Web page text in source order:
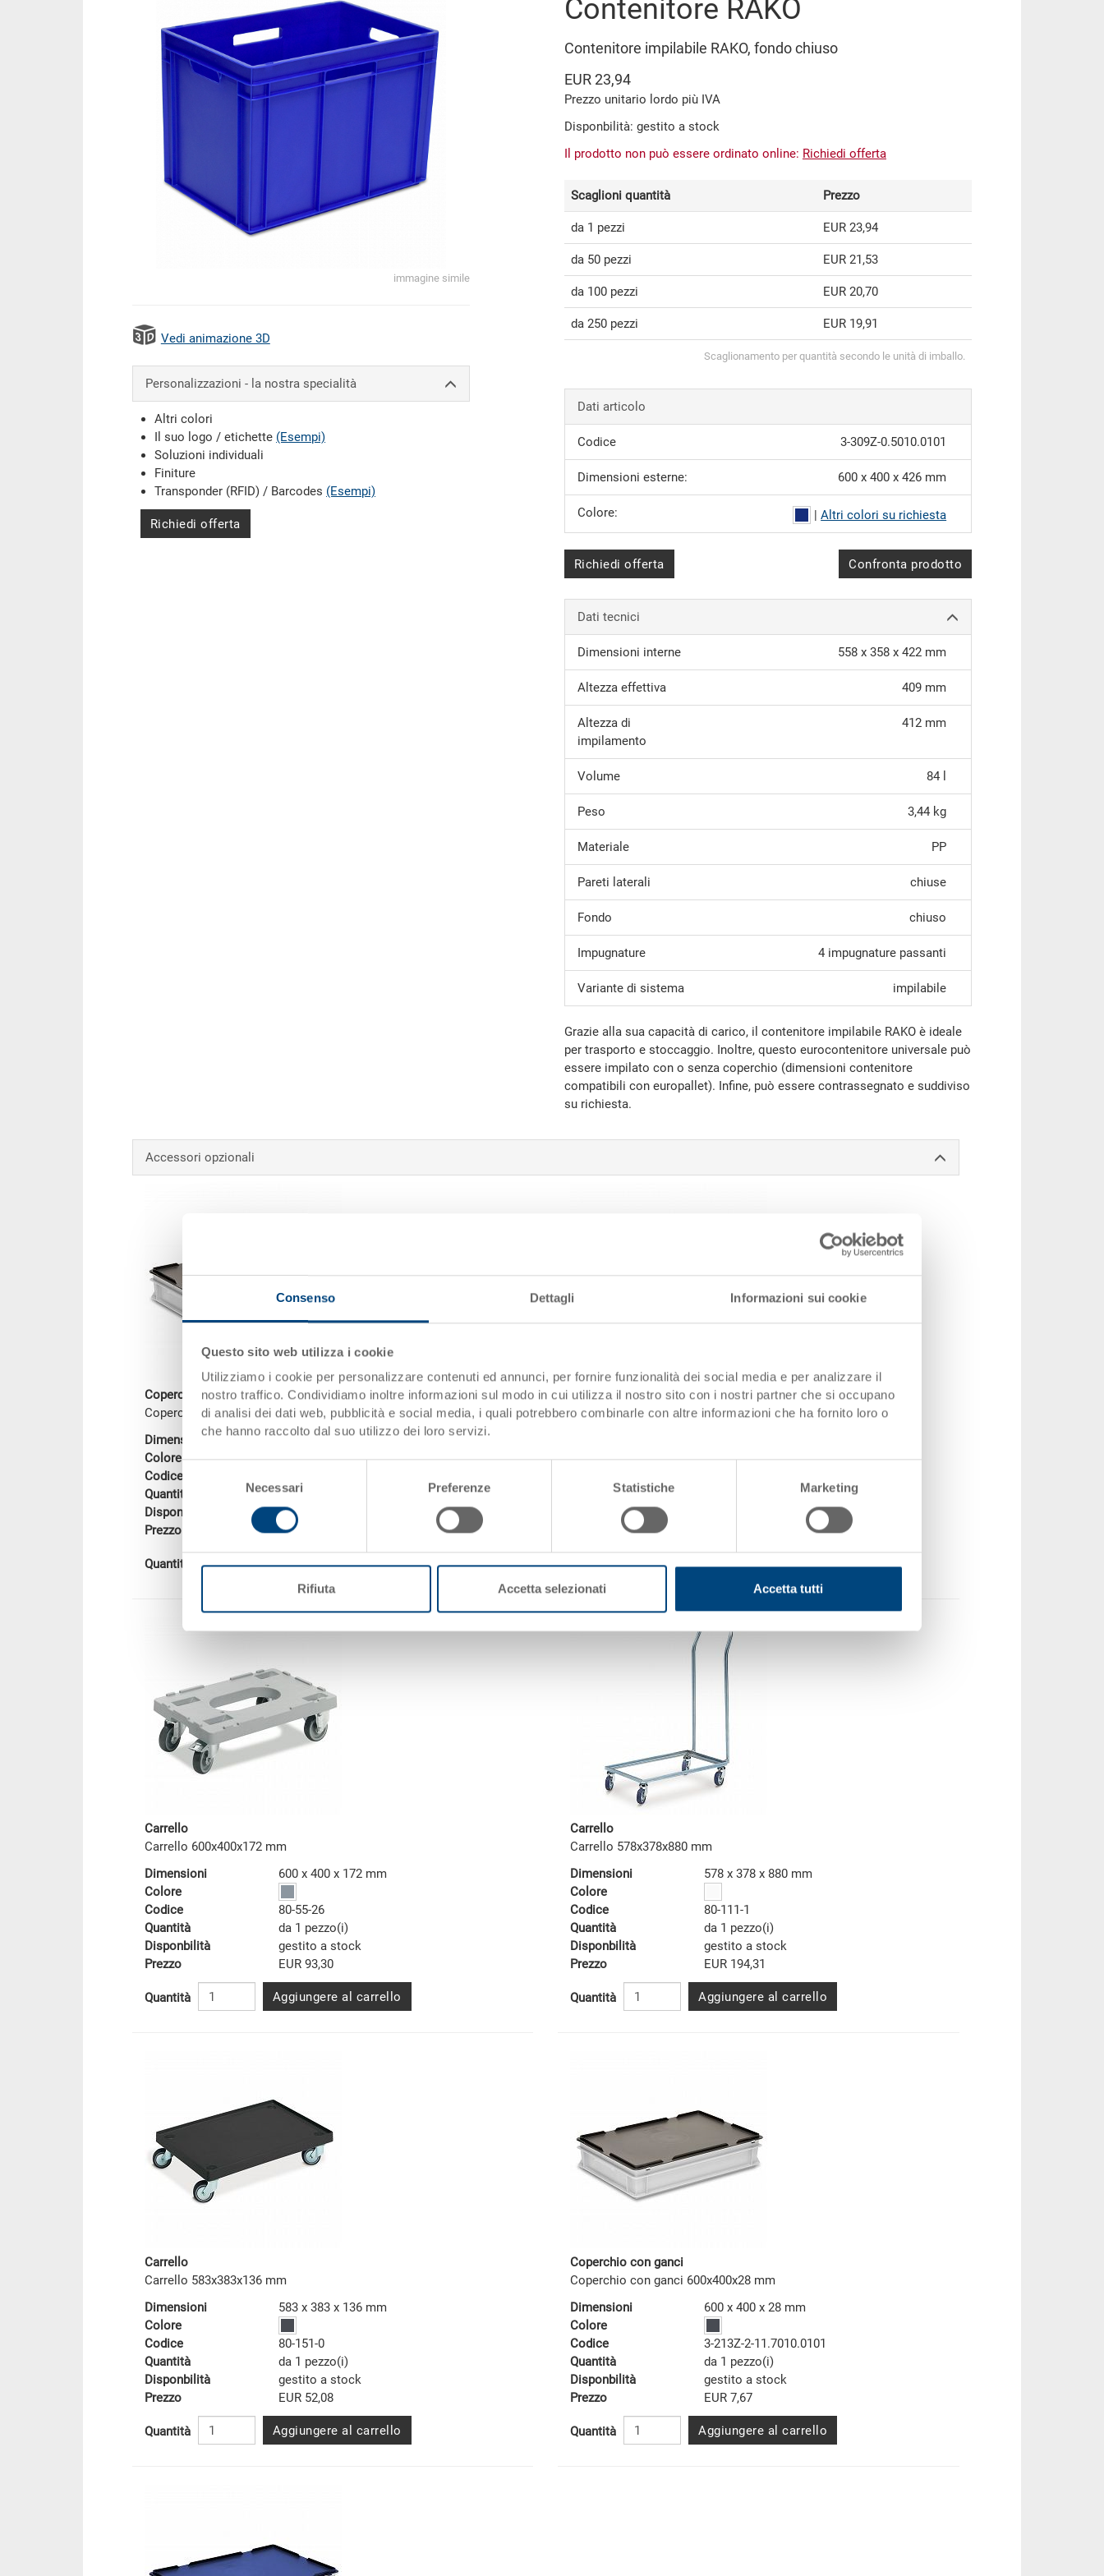
Consenso Dettagli Informazioni sui cookie
Questo sito web utilizza i cookie
Utilizziamo i cookie per personalizzare contenuti ed annunci, per fornire funzionalità dei social media e per analizzare il
nostro traffico. Condividiamo inoltre informazioni sul modo in cui utilizza il nostro sito con i nostri partner che si occupano
di analisi dei dati web, pubblicità e social media, i quali potrebbero combinarle con altre informazioni che ha fornito loro o
che hanno raccolto dal suo utilizzo dei loro servizi.
del
consenso
Necessari Preferenze Statistiche Marketing
Rifiuta Accetta selezionati Accetta tutti
immagine simile
Vedi animazione 3D
Personalizzazioni - la nostra specialità
Altri colori
Il suo logo / etichette (Esempi)
Soluzioni individuali
Finiture
Transponder (RFID) / Barcodes (Esempi)
Richiedi offerta
Contenitore RAKO
Contenitore impilabile RAKO, fondo chiuso
EUR 23,94
Prezzo unitario lordo più IVA
Disponbilità: gestito a stock
Il prodotto non può essere ordinato online: Richiedi offerta
Scaglioni quantità Prezzo
da 1 pezzi EUR 23,94
da 50 pezzi EUR 21,53
da 100 pezzi EUR 20,70
da 250 pezzi EUR 19,91
Scaglionamento per quantità secondo le unità di imballo.
Dati articolo
Codice 3-309Z-0.5010.0101
Dimensioni esterne: 600 x 400 x 426 mm
Colore: |Altri colori su richiesta
Richiedi offerta Confronta prodotto
Dati tecnici
Dimensioni interne 558 x 358 x 422 mm
Altezza effettiva 409 mm
Altezza di
impilamento
412 mm
Volume 84 l
Peso 3,44 kg
Materiale PP
Pareti laterali chiuse
Fondo chiuso
Impugnature 4 impugnature passanti
Variante di sistema impilabile
Grazie alla sua capacità di carico, il contenitore impilabile RAKO è ideale
per trasporto e stoccaggio. Inoltre, questo eurocontenitore universale può
essere impilato con o senza coperchio (dimensioni contenitore
compatibili con europallet). Infine, può essere contrassegnato e suddiviso
su richiesta.
Accessori opzionali
Coperchio in appoggio
Coperchio in appoggio 600x400x28.2 mm
Dimensioni
600 x 400 x 28 mm
Colore
Codice
Quantità
da 1 pezzo(i)
Disponbilità
gestito a stock
Prezzo
EUR 6,61
Quantità Aggiungere al carrello
Coperchio con cerniere
Coperchio con cerniere 600x400 mm, con chiusure a scatto
Colore
Quantità
Disponbilità
Quantità Aggiungere al carrello
Carrello
Carrello 600x400x172 mm
Dimensioni
600 x 400 x 172 mm
Colore
Codice
80-55-26
Quantità
da 1 pezzo(i)
Disponbilità
gestito a stock
Prezzo
EUR 93,30
Quantità Aggiungere al carrello
Carrello
Carrello 578x378x880 mm
Dimensioni
578 x 378 x 880 mm
Colore
Codice
80-111-1
Quantità
da 1 pezzo(i)
Disponbilità
gestito a stock
Prezzo
EUR 194,31
Quantità Aggiungere al carrello
Carrello
Carrello 583x383x136 mm
Dimensioni
583 x 383 x 136 mm
Colore
Codice
80-151-0
Quantità
da 1 pezzo(i)
Disponbilità
gestito a stock
Prezzo
EUR 52,08
Quantità Aggiungere al carrello
Coperchio con ganci
Coperchio con ganci 600x400x28 mm
Dimensioni
600 x 400 x 28 mm
Colore
Codice
3-213Z-2-11.7010.0101
Quantità
da 1 pezzo(i)
Disponbilità
gestito a stock
Prezzo
EUR 7,67
Quantità Aggiungere al carrello